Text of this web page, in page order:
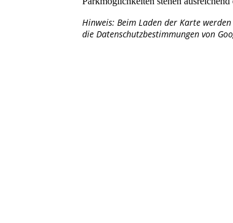
Hinweis: Beim Laden der Karte
die Datenschutzbestimmungen von